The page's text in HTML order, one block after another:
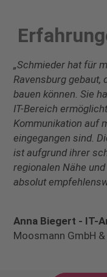
„Schmieder hat für
Ravensburg
bauen können. Sie
IT-Bereich
Kommunikation auf
eingegangen sind.
ist aufgrund ihrer
regionalen Nähe
absolut
Anna Biegert - IT-
Moosmann GmbH &